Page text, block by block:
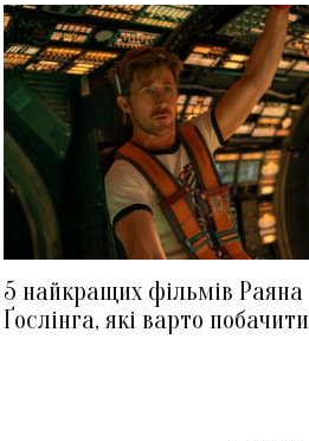
5 найкращих фільмів Раяна
Ґослінга, які варто побачити